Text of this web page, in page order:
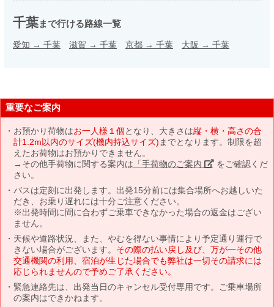
千葉まで行ける路線一覧
愛知 → 千葉 滋賀 → 千葉 京都 → 千葉 大阪 → 千葉
重要なご案内
お預かり荷物はお一人様１個となり、大きさは縦・横・高さの合
計1.2m以内のサイズ(機内持込サイズ) までとなります。制限を超
えたお荷物はお預かりできません。
→その他手荷物に関する案内は 「手荷物のご案内」 をご確認くだ
さい。
バスは定刻に出発します。出発15分前には集合場所へお越しいた
だき、お乗り遅れには十分ご注意ください。
※出発時間に間に合わずご乗車できなかった場合の返金はござい
ません。
天候や道路状況、また、やむを得ない事情により予定通り運行で
きない場合がございます。 その際の払い戻し及び、万が一その他
交通機関の利用、宿泊が生じた場合でも弊社は一切その請求には
応じられませんので予めご了承ください。
緊急連絡先は、出発当日のキャンセル受付専用です。ご乗車場所
の案内はできかねます。